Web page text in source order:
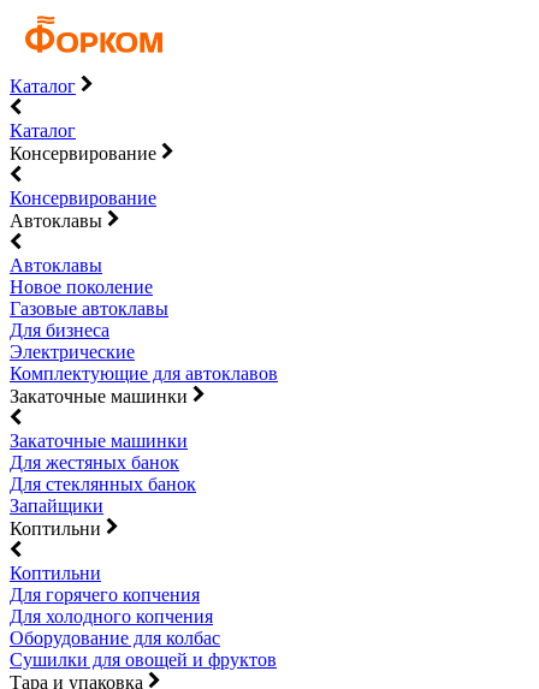
Каталог
Каталог
Консервирование
Консервирование
Автоклавы
Автоклавы
Новое поколение
Газовые автоклавы
Для бизнеса
Электрические
Комплектующие для автоклавов
Закаточные машинки
Закаточные машинки
Для жестяных банок
Для стеклянных банок
Запайщики
Коптильни
Коптильни
Для горячего копчения
Для холодного копчения
Оборудование для колбас
Сушилки для овощей и фруктов
Тара и упаковка